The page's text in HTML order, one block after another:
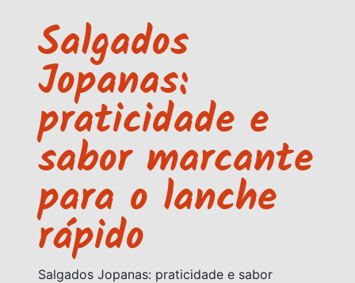
Salgados
Jopanas:
praticidade e
sabor marcante
para o lanche
rápido
Salgados Jopanas: praticidade e sabor